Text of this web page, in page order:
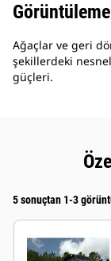
Görüntüleme
Ağaçlar ve geri
şekillerdeki
güçleri.
5 sonuçtan 1-3